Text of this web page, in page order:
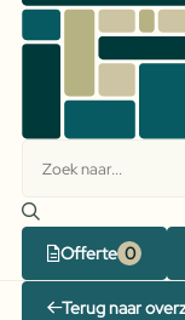
Offerte
Terug naar